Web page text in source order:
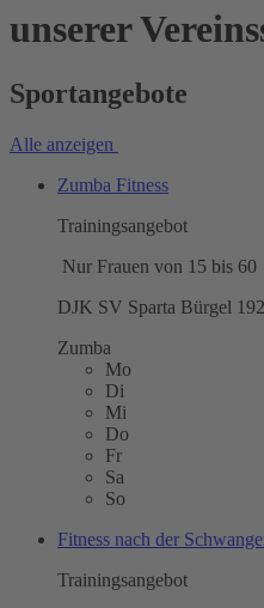
unserer
Sportangebote
Alle anzeigen
Zumba Fitness
Trainingsangebot
Nur Frauen von 15 bis 60
DJK SV Sparta Bürgel
Zumba
Mo
Di
Mi
Do
Fr
Sa
So
Fitness nach der
Trainingsangebot